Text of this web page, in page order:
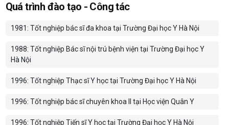
Quá trình đào tạo - Công tác
1981: Tốt nghiệp bác sĩ đa khoa tại Trường Đại học Y Hà Nội
1988: Tốt nghiệp Bác sĩ nội trú bệnh viện tại Trường Đại học Y
Hà Nội
1996: Tốt nghiệp Thạc sĩ Y học tại Trường Đại học Y Hà Nội
1996: Tốt nghiệp bác sĩ chuyên khoa II tại Học viện Quân Y
1996: Tốt nghiệp Tiến sĩ Y học tại Trường Đại học Y Hà Nội